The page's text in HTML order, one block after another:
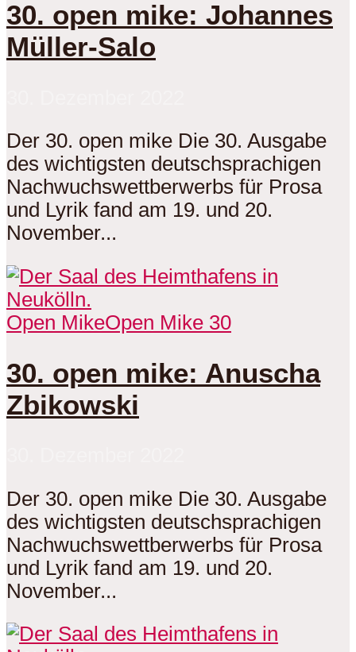
30. open mike: Johannes
Müller-Salo
Der 30. open mike Die 30. Ausgabe
des wichtigsten deutschsprachigen
Nachwuchswettberwerbs für Prosa
und Lyrik fand am 19. und 20.
November...
Open MikeOpen Mike 30
30. open mike: Anuscha
Zbikowski
Der 30. open mike Die 30. Ausgabe
des wichtigsten deutschsprachigen
Nachwuchswettberwerbs für Prosa
und Lyrik fand am 19. und 20.
November...